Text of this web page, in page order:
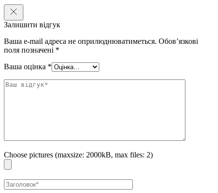
Залишити відгук
Ваша e-mail адреса не оприлюднюватиметься. Обов’язкові
поля позначені *
Ваша оцінка *
Choose pictures (maxsize: 2000kB, max files: 2)